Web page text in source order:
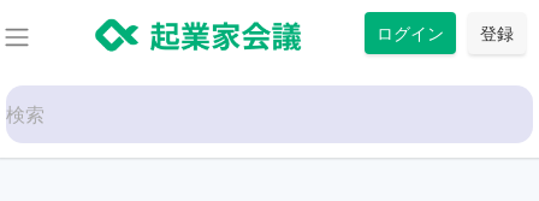
ン
テ
ン
Search
for:
ログイン 登録